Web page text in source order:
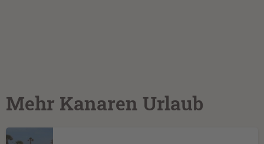
Mehr Kanaren Urlaub